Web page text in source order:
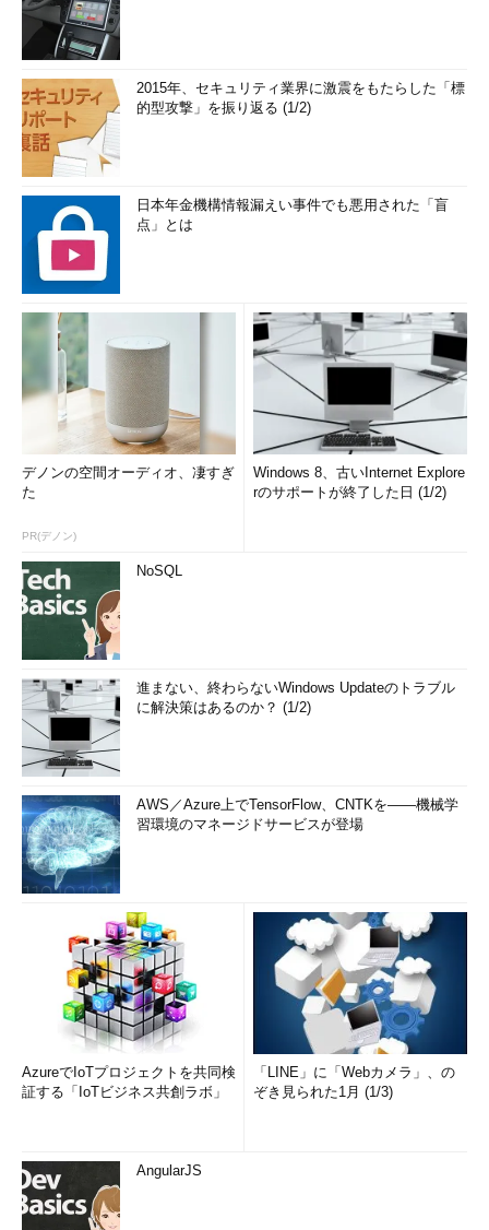
2015年、セキュリティ業界に激震をもたらした「標
的型攻撃」を振り返る (1/2)
日本年金機構情報漏えい事件でも悪用された「盲
点」とは
デノンの空間オーディオ、凄すぎ
た
PR(デノン)
Windows 8、古いInternet Explore
rのサポートが終了した日 (1/2)
NoSQL
進まない、終わらないWindows Updateのトラブル
に解決策はあるのか？ (1/2)
AWS／Azure上でTensorFlow、CNTKを――機械学
習環境のマネージドサービスが登場
AzureでIoTプロジェクトを共同検
証する「IoTビジネス共創ラボ」
「LINE」に「Webカメラ」、の
ぞき見られた1月 (1/3)
AngularJS